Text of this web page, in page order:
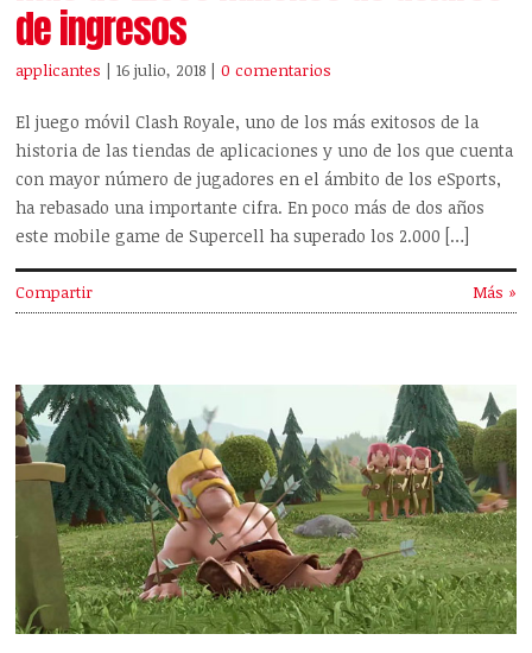
de ingresos
applicantes | 16 julio, 2018 |0 comentarios
El juego móvil Clash Royale, uno de los más exitosos de la
historia de las tiendas de aplicaciones y uno de los que cuenta
con mayor número de jugadores en el ámbito de los eSports,
ha rebasado una importante cifra. En poco más de dos años
este mobile game de Supercell ha superado los 2.000 […]
Compartir Más »